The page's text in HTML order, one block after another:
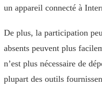
un appareil connecté à
De plus, la participation
absents peuvent plus
n’est plus nécessaire de
plupart des outils